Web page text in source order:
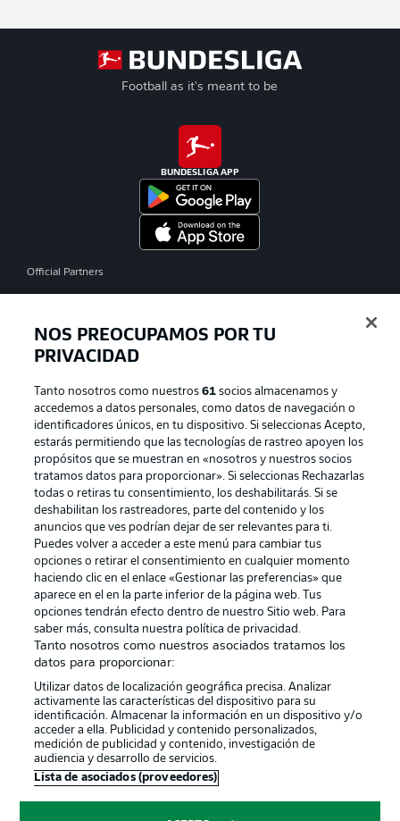
Football as it's meant to be
BUNDESLIGA APP
Official Partners
Publicidad Aviso legal
Gestionar las preferencias Declaracion de privacidad
Canales Trabajos
Jugadores Condiciones de uso
Sello Editorial Contacto
© 2026 Bundesliga-Gruppe GmbH
Elegir idioma
NOS PREOCUPAMOS POR TU
PRIVACIDAD
Tanto nosotros como nuestros61 socios almacenamos y
accedemos a datos personales, como datos de navegación o
identificadores únicos, en tu dispositivo. Si seleccionas Acepto,
estarás permitiendo que las tecnologías de rastreo apoyen los
propósitos que se muestran en «nosotros y nuestros socios
tratamos datos para proporcionar». Si seleccionas Rechazarlas
todas o retiras tu consentimiento, los deshabilitarás. Si se
deshabilitan los rastreadores, parte del contenido y los
anuncios que ves podrían dejar de ser relevantes para ti.
Puedes volver a acceder a este menú para cambiar tus
opciones o retirar el consentimiento en cualquier momento
haciendo clic en el enlace «Gestionar las preferencias» que
aparece en el en la parte inferior de la página web. Tus
opciones tendrán efecto dentro de nuestro Sitio web. Para
saber más, consulta nuestra política de privacidad.
Tanto nosotros como nuestros asociados tratamos los
datos para proporcionar:
Utilizar datos de localización geográfica precisa. Analizar
activamente las características del dispositivo para su
identificación. Almacenar la información en un dispositivo y/o
acceder a ella. Publicidad y contenido personalizados,
medición de publicidad y contenido, investigación de
audiencia y desarrollo de servicios.
Lista de asociados (proveedores)